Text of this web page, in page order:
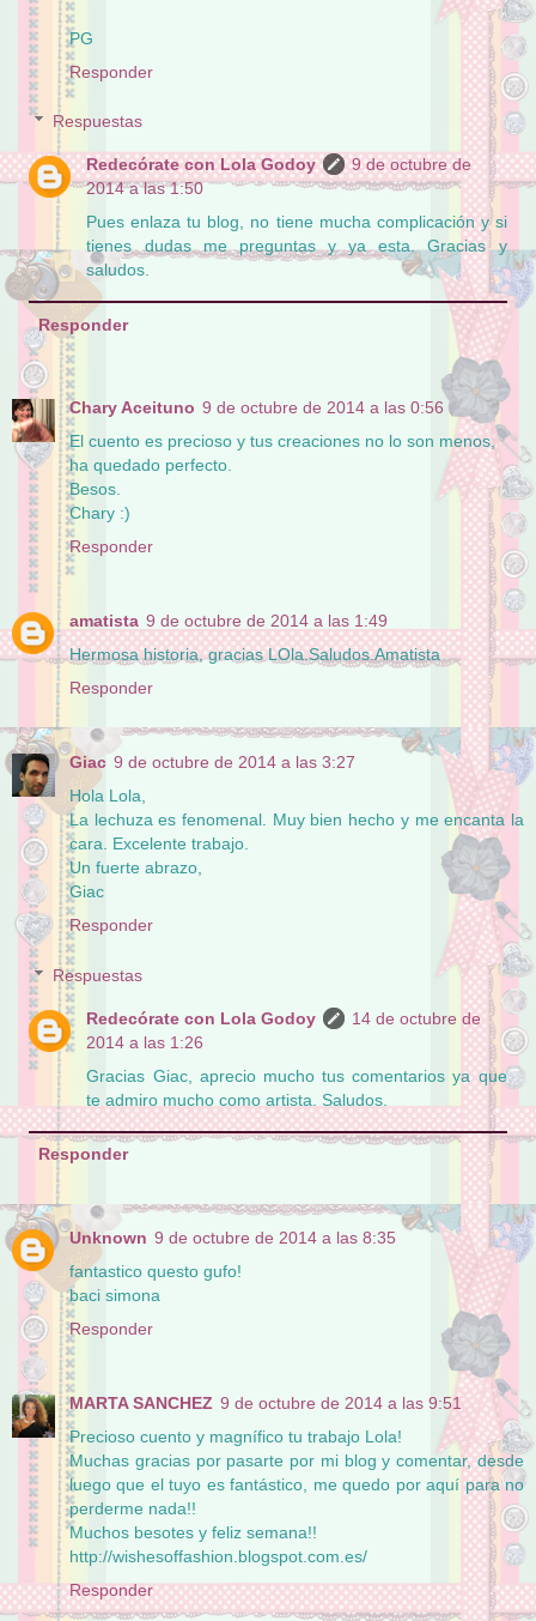
PG
Responder
Respuestas
Redecórate con Lola Godoy
9 de octubre de
2014 a las 1:50
Pues enlaza tu blog, no tiene mucha complicación y si
tienes dudas me preguntas y ya esta. Gracias y
saludos.
Responder
Chary Aceituno 9 de octubre de 2014 a las 0:56
El cuento es precioso y tus creaciones no lo son menos,
ha quedado perfecto.
Besos.
Chary :)
Responder
amatista 9 de octubre de 2014 a las 1:49
Hermosa historia, gracias LOla.Saludos.Amatista
Responder
Giac 9 de octubre de 2014 a las 3:27
Hola Lola,
La lechuza es fenomenal. Muy bien hecho y me encanta la
cara. Excelente trabajo.
Un fuerte abrazo,
Giac
Responder
Respuestas
Redecórate con Lola Godoy
14 de octubre de
2014 a las 1:26
Gracias Giac, aprecio mucho tus comentarios ya que
te admiro mucho como artista. Saludos.
Responder
Unknown 9 de octubre de 2014 a las 8:35
fantastico questo gufo!
baci simona
Responder
MARTA SANCHEZ 9 de octubre de 2014 a las 9:51
Precioso cuento y magnífico tu trabajo Lola!
Muchas gracias por pasarte por mi blog y comentar, desde
luego que el tuyo es fantástico, me quedo por aquí para no
perderme nada!!
Muchos besotes y feliz semana!!
http://wishesoffashion.blogspot.com.es/
Responder